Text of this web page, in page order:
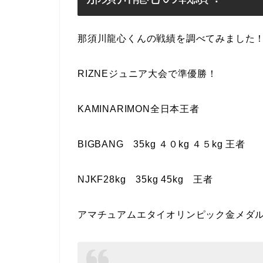
那須川龍心くんの戦績を調べてみました
RIZNEジュニア大会で準優勝！
KAMINARIMON全日本王者
BIGBANG 35kg ４０kg ４５kg 王者
NJKF28kg 35kg 45kg 王者
アマチュアムエタイオリンピック金メダ